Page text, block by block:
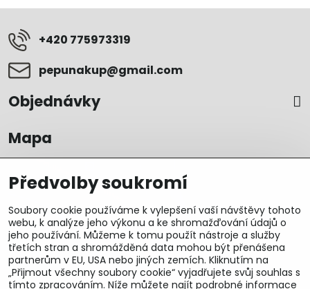
+420 775973319
pepunakup​@gmail​.com
Objednávky
Mapa
Předvolby soukromí
Soubory cookie používáme k vylepšení vaší návštěvy tohoto
webu, k analýze jeho výkonu a ke shromažďování údajů o
jeho používání. Můžeme k tomu použít nástroje a služby
třetích stran a shromážděná data mohou být přenášena
partnerům v EU, USA nebo jiných zemích. Kliknutím na
„Přijmout všechny soubory cookie“ vyjadřujete svůj souhlas s
tímto zpracováním. Níže můžete najít podrobné informace